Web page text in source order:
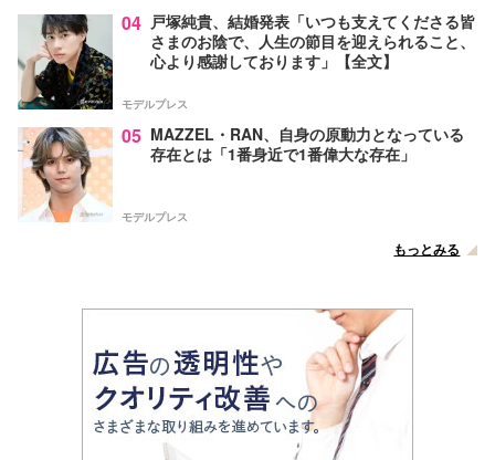
04 戸塚純貴、結婚発表「いつも支えてくださる皆
さまのお陰で、人生の節目を迎えられること、
心より感謝しております」【全文】
モデルプレス
05 MAZZEL・RAN、自身の原動力となっている
存在とは「1番身近で1番偉大な存在」
モデルプレス
もっとみる